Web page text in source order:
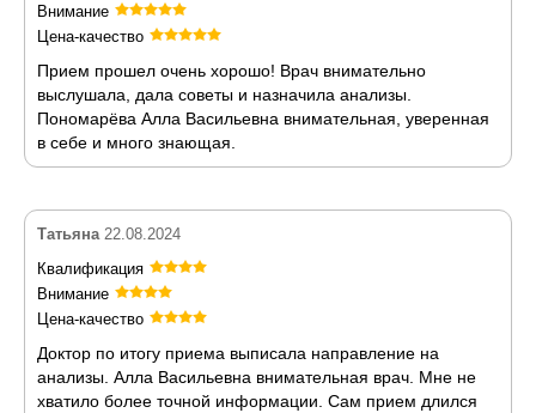
Внимание
Цена-качество
Прием прошел очень хорошо! Врач внимательно
выслушала, дала советы и назначила анализы.
Пономарёва Алла Васильевна внимательная, уверенная
в себе и много знающая.
Татьяна 22.08.2024
Квалификация
Внимание
Цена-качество
Доктор по итогу приема выписала направление на
анализы. Алла Васильевна внимательная врач. Мне не
хватило более точной информации. Сам прием длился